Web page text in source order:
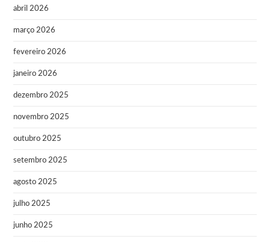
abril 2026
março 2026
fevereiro 2026
janeiro 2026
dezembro 2025
novembro 2025
outubro 2025
setembro 2025
agosto 2025
julho 2025
junho 2025